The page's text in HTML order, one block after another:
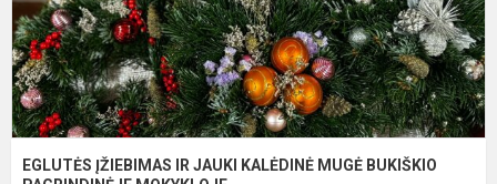
EGLUTĖS ĮŽIEBIMAS IR JAUKI KALĖDINĖ MUGĖ BUKIŠKIO